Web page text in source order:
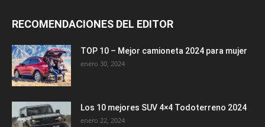
RECOMENDACIONES DEL EDITOR
TOP 10 – Mejor camioneta 2024 para mujer
enero 30, 2024
Los 10 mejores SUV 4×4 Todoterreno 2024
enero 22, 2024